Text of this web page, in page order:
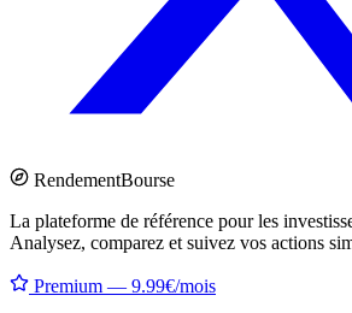
RendementBourse
La plateforme de référence pour les
Analysez, comparez et suivez vos actions
Premium — 9.99€/mois